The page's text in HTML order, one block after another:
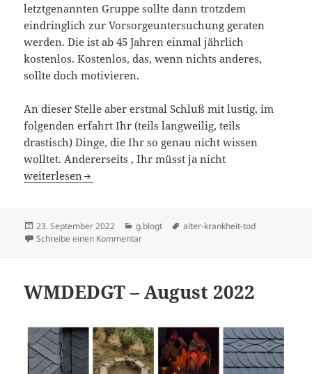
letztgenannten Gruppe sollte dann trotzdem
eindringlich zur Vorsorgeuntersuchung geraten
werden. Die ist ab 45 Jahren einmal jährlich
kostenlos. Kostenlos, das, wenn nichts anderes,
sollte doch motivieren.
An dieser Stelle aber erstmal Schluß mit lustig, im
folgenden erfahrt Ihr (teils langweilig, teils
drastisch) Dinge, die Ihr so genau nicht wissen
wolltet. Andererseits , Ihr müsst ja nicht
Nicht lustig – Prostatakrebs
weiterlesen
Veröffentlicht
am
23. September 2022 Kategorien
g.blogt Schlagwörter
alter-krankheit-tod
Schreibe einen Kommentarzu Nicht lustig – Prostatakrebs
WMDEDGT – August 2022